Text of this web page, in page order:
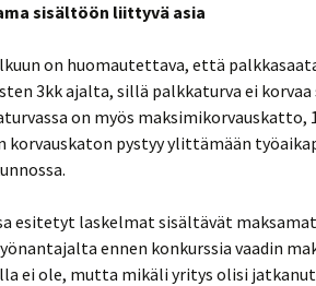
sisältöön liittyvä asia
on huomautettava, että
3kk ajalta, sillä palkkaturva ei korvaa
on myös maksimikorvauskatto,
korvauskaton pystyy ylittämään
esitetyt laskelmat sisältävät
ennen konkurssia vaadin
ei ole, mutta mikäli yritys olisi